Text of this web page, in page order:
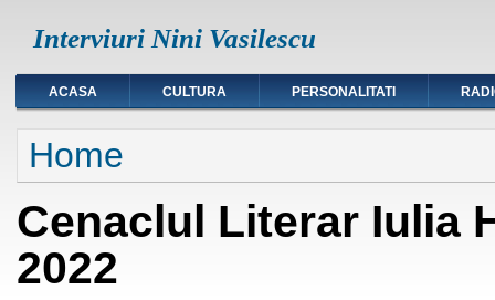
Interviuri Nini Vasilescu
ACASA CULTURA PERSONALITATI
You are here
Home
Cenaclul Literar Iulia
2022